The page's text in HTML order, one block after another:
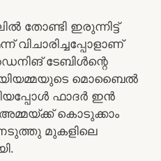
തോണ്ടി ഇരുന്നിട്ട്
വിചാരിച്ചപ്പോളാണ്
ടേബിൾന്റെ
മൊബൈൽ
ഫാദർ ഇൻ
കൊടുക്കാം
മുകളിലെ